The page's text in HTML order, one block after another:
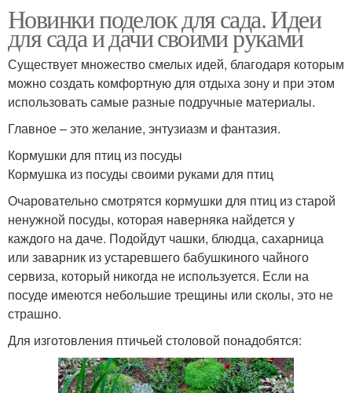
Новинки поделок для сада. Идеи
для сада и дачи своими руками
Существует множество смелых идей, благодаря которым
можно создать комфортную для отдыха зону и при этом
использовать самые разные подручные материалы.
Главное – это желание, энтузиазм и фантазия.
Кормушки для птиц из посуды
Кормушка из посуды своими руками для птиц
Очаровательно смотрятся кормушки для птиц из старой
ненужной посуды, которая наверняка найдется у
каждого на даче. Подойдут чашки, блюдца, сахарница
или заварник из устаревшего бабушкиного чайного
сервиза, который никогда не используется. Если на
посуде имеются небольшие трещины или сколы, это не
страшно.
Для изготовления птичьей столовой понадобятся: